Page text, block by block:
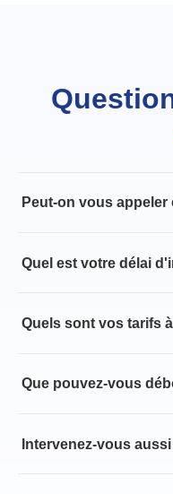
Peut-on vous
Quel est votre délai
Quels sont vos tarifs
Que pouvez-vous
Intervenez-vous